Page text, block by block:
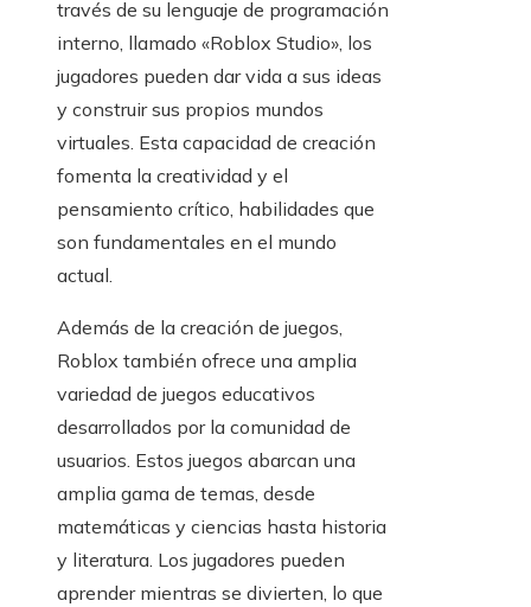
través de su lenguaje de programación
interno, llamado «Roblox Studio», los
jugadores pueden dar vida a sus ideas
y construir sus propios mundos
virtuales. Esta capacidad de creación
fomenta la creatividad y el
pensamiento crítico, habilidades que
son fundamentales en el mundo
actual.
Además de la creación de juegos,
Roblox también ofrece una amplia
variedad de juegos educativos
desarrollados por la comunidad de
usuarios. Estos juegos abarcan una
amplia gama de temas, desde
matemáticas y ciencias hasta historia
y literatura. Los jugadores pueden
aprender mientras se divierten, lo que